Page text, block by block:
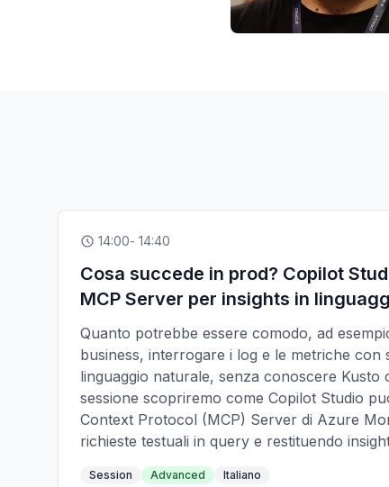
14:00- 14:40
Cosa succede in prod? Copilot
MCP Server per insights in
Quanto potrebbe essere comodo, ad
business, interrogare i log e le metriche con
linguaggio naturale, senza conoscere Kusto
sessione scopriremo come Copilot Studio
Context Protocol (MCP) Server di Azure
richieste testuali in query e restituendo
Session Advanced Italiano